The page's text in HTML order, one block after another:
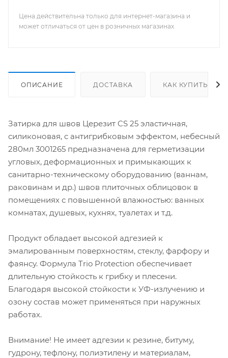
Цена действительна только для интернет-магазина и
может отличаться от цен в розничных магазинах
ОПИСАНИЕ ДОСТАВКА КАК КУПИТЬ
Затирка для швов Церезит CS 25 эластичная,
силиконовая, с антигрибковым эффектом, небесный
280мл 3001265 предназначена для герметизации
угловых, деформационных и примыкающих к
санитарно-техническому оборудованию (ваннам,
раковинам и др.) швов плиточных облицовок в
помещениях с повышенной влажностью: ванных
комнатах, душевых, кухнях, туалетах и т.д.
Продукт обладает высокой адгезией к
эмалированным поверхностям, стеклу, фарфору и
фаянсу. Формула Trio Protection обеспечивает
длительную стойкость к грибку и плесени.
Благодаря высокой стойкости к УФ-излучению и
озону состав может применяться при наружных
работах.
Внимание! Не имеет адгезии к резине, битуму,
гудрону, тефлону, полиэтилену и материалам,